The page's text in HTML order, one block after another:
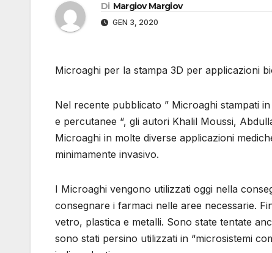
Di Margiov Margiov
GEN 3, 2020
Microaghi per la stampa 3D per applicazioni
Nel recente pubblicato ” Microaghi stampati
e percutanee “, gli autori Khalil Moussi,
Microaghi in molte diverse applicazioni
minimamente invasivo.
I Microaghi vengono utilizzati oggi nella
consegnare i farmaci nelle aree necessarie.
vetro, plastica e metalli. Sono state tentate
sono stati persino utilizzati in “microsistemi